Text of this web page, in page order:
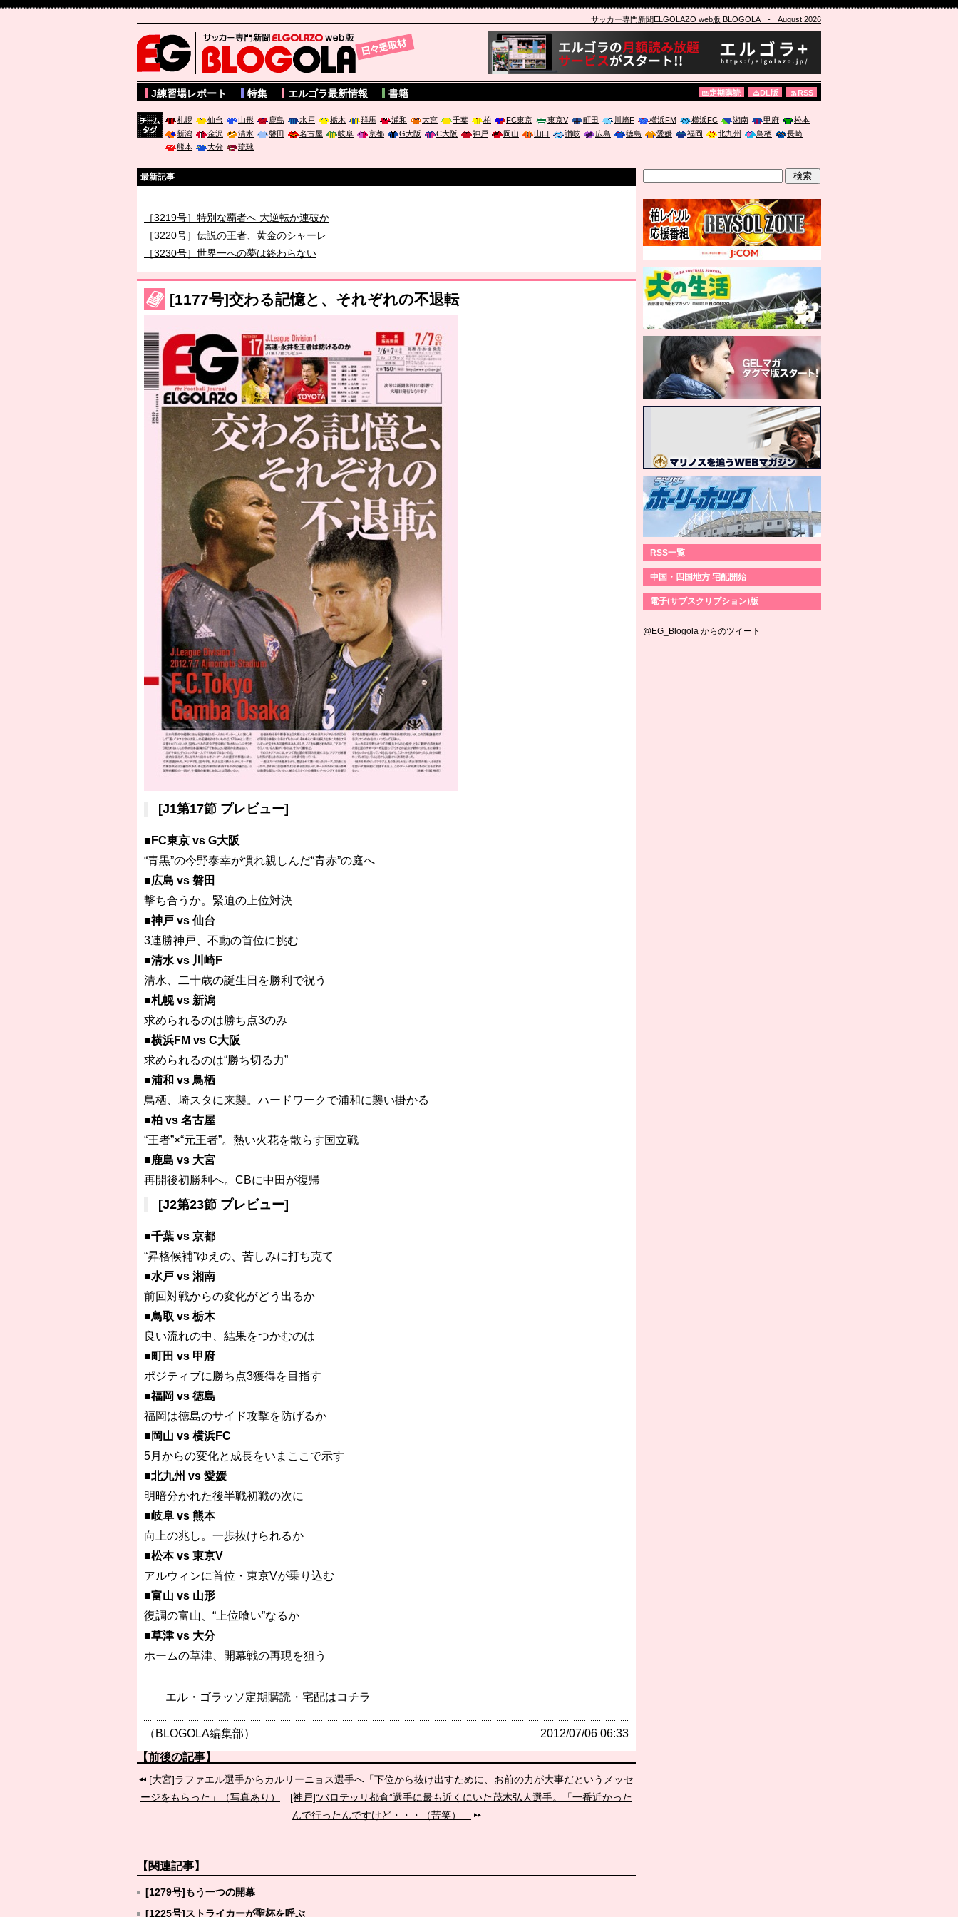
サッカー専門新聞ELGOLAZO web版 BLOGOLA- August 2026
サッカー専門新聞ELGOLAZO web版 BLOGOLA
J練習場レポート 特集 エルゴラ最新情報 書籍 定期購読 DL版 RSS
札幌 仙台 山形 鹿島 水戸 栃木 群馬 浦和 大宮 千葉 柏 FC東京 東京V 町田 川崎F 横浜FM 横浜FC 湘南 甲府
松本
新潟
金沢 清水 磐田 名古屋 岐阜 京都 G大阪 C大阪 神戸 岡山 山口 讃岐 広島 徳島 愛媛 福岡 北九州 鳥栖
長崎
熊本
大分 琉球
最新記事
［3219号］特別な覇者へ 大逆転か連破か
［3220号］伝説の王者、黄金のシャーレ
［3230号］世界一への夢は終わらない
［3223号］一丸。日本出陣
［3222号］史上最大のW杯開幕 注目は「個」
[1177号]交わる記憶と、それぞれの不退転
[J1第17節 プレビュー]
■FC東京 vs G大阪
“青黒”の今野泰幸が慣れ親しんだ“青赤”の庭へ
■広島 vs 磐田
撃ち合うか。緊迫の上位対決
■神戸 vs 仙台
3連勝神戸、不動の首位に挑む
■清水 vs 川崎F
清水、二十歳の誕生日を勝利で祝う
■札幌 vs 新潟
求められるのは勝ち点3のみ
■横浜FM vs C大阪
求められるのは“勝ち切る力”
■浦和 vs 鳥栖
鳥栖、埼スタに来襲。ハードワークで浦和に襲い掛かる
■柏 vs 名古屋
“王者”×“元王者”。熱い火花を散らす国立戦
■鹿島 vs 大宮
再開後初勝利へ。CBに中田が復帰
[J2第23節 プレビュー]
■千葉 vs 京都
“昇格候補”ゆえの、苦しみに打ち克て
■水戸 vs 湘南
前回対戦からの変化がどう出るか
■鳥取 vs 栃木
良い流れの中、結果をつかむのは
■町田 vs 甲府
ポジティブに勝ち点3獲得を目指す
■福岡 vs 徳島
福岡は徳島のサイド攻撃を防げるか
■岡山 vs 横浜FC
5月からの変化と成長をいまここで示す
■北九州 vs 愛媛
明暗分かれた後半戦初戦の次に
■岐阜 vs 熊本
向上の兆し。一歩抜けられるか
■松本 vs 東京V
アルウィンに首位・東京Vが乗り込む
■富山 vs 山形
復調の富山、“上位喰い”なるか
■草津 vs 大分
ホームの草津、開幕戦の再現を狙う
エル・ゴラッソ定期購読・宅配はコチラ
（BLOGOLA編集部） 2012/07/06 06:33
【前後の記事】
[大宮]ラファエル選手からカルリーニョス選手へ「下位から抜け出すために、お前の力が大事だというメッセ
ージをもらった」（写真あり）
[神戸]“バロテッリ都倉”選手に最も近くにいた茂木弘人選手。「一番近かった
んで行ったんですけど・・・（苦笑）」
【関連記事】
[1279号]もう一つの開幕
[1225号]ストライカーが聖杯を呼ぶ
RSS一覧
中国・四国地方 宅配開始
電子(サブスクリプション)版
@EG_Blogola からのツイート